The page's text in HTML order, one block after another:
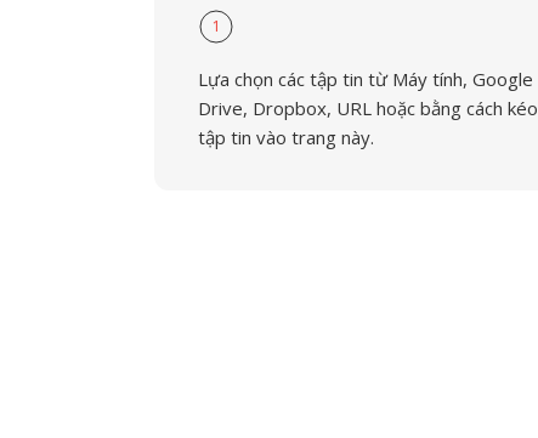
1
Lựa chọn các tập tin từ Máy tính, Google
Drive, Dropbox, URL hoặc bằng cách kéo
tập tin vào trang này.